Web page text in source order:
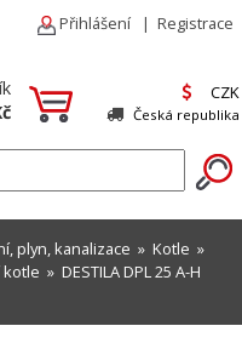
Přihlášení | Registrace
CZK
Česká republika
plyn, kanalizace » Kotle »
kotle » DESTILA DPL 25 A-H